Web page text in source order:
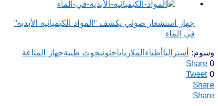
جهاز استشعار ضوئي يكشف "المواد الكيميائية الأبدية"
في الماء
وسوم: أستراليا أطباء الملارياباحثونبحوث طبيةجهاز المناعة
Share 0
Tweet 0
Share
Share